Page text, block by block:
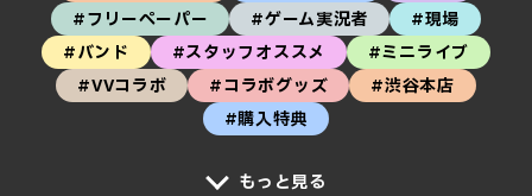
#フリーペーパー
#ゲーム実況者
#現場
#バンド
#スタッフオススメ
#ミニライブ
#VVコラボ
#コラボグッズ
#渋谷本店
#購入特典
もっと見る